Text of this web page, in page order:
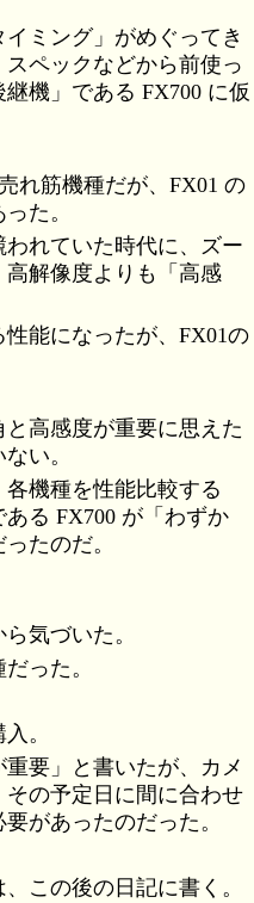
ミング」がめぐってき
ペックなどから前使っ
機」である FX700 に仮
れ筋機種だが、FX01 の
た。
れていた時代に、ズー
解像度よりも「高感
能になったが、FX01の
高感度が重要に思えた
い。
機種を性能比較する
る FX700 が「わずか
たのだ。
気づいた。
った。
。
要」と書いたが、カメ
の予定日に間に合わせ
があったのだった。
この後の日記に書く。